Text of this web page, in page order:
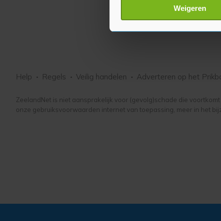
Lees meer over hoe uw
Weigeren
Help Regels Veilig handelen Adverteren op het
ZeelandNet is niet aansprakelijk voor (gevolg)schade die
onze gebruiksvoorwaarden internet van toepassing, meer in het